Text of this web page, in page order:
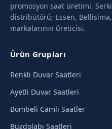
promosyon saat üretimi.
distribütörü; Essen,
markalarının üreticisi.
Ürün Grupları
Renkli Duvar Saatleri
Ayetli Duvar Saatleri
Bombeli Camlı Saatler
Buzdolabı Saatleri